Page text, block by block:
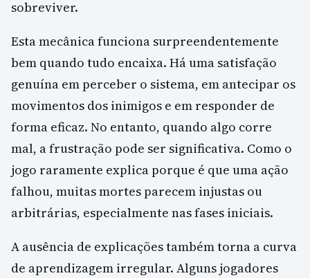
sobreviver.
Esta mecânica funciona surpreendentemente
bem quando tudo encaixa. Há uma satisfação
genuína em perceber o sistema, em antecipar os
movimentos dos inimigos e em responder de
forma eficaz. No entanto, quando algo corre
mal, a frustração pode ser significativa. Como o
jogo raramente explica porque é que uma ação
falhou, muitas mortes parecem injustas ou
arbitrárias, especialmente nas fases iniciais.
A ausência de explicações também torna a curva
de aprendizagem irregular. Alguns jogadores